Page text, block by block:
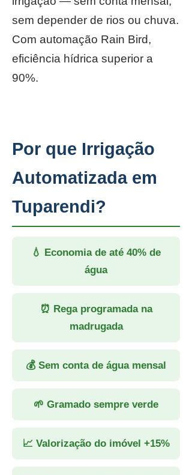
sem depender de rios ou chuva.
Com automação Rain Bird,
eficiência hídrica superior a
90%.
Por que Irrigação
Automatizada em
Tuparendi?
💧 Economia de até 40% de
água
⏰ Rega programada na
madrugada
💰 Sem conta de água mensal
🌱 Gramado sempre verde
📈 Valorização do imóvel +15%